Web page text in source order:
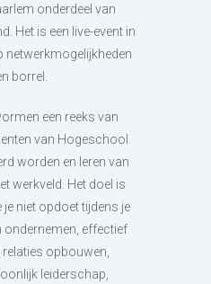
onderdeel van
Het is een live-event in
netwerkmogelijkheden
borrel.
een reeks van
van Hogeschool
worden en leren van
werkveld. Het doel is
je niet opdoet tijdens je
ondernemen, effectief
opbouwen,
leiderschap,